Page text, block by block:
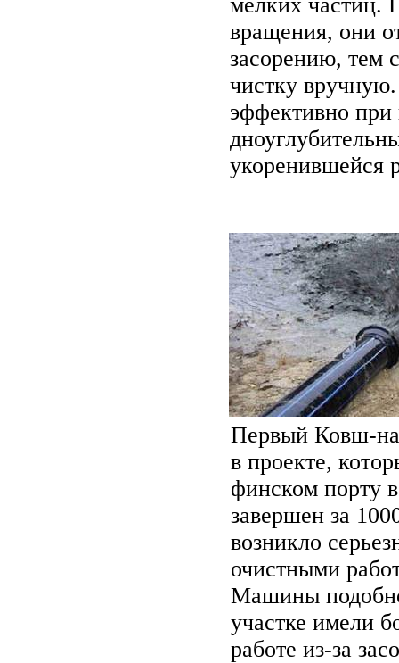
вращения, они
засорению, тем
чистку
эффективно
укоренившейся
Первый Ковш-
в проекте,
финском порту
завершен за
возникло
очистными
Машины
участке имели
работе из-за